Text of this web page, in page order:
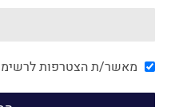
מאשר/ת הצטרפות